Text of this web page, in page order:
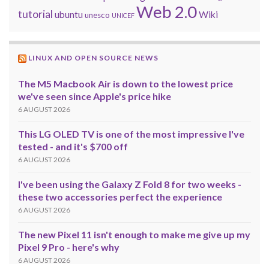
tutorial ubuntuunesco UNICEF Web 2.0Wiki
LINUX AND OPEN SOURCE NEWS
The M5 Macbook Air is down to the lowest price
we've seen since Apple's price hike
6 AUGUST 2026
This LG OLED TV is one of the most impressive I've
tested - and it's $700 off
6 AUGUST 2026
I've been using the Galaxy Z Fold 8 for two weeks -
these two accessories perfect the experience
6 AUGUST 2026
The new Pixel 11 isn't enough to make me give up my
Pixel 9 Pro - here's why
6 AUGUST 2026